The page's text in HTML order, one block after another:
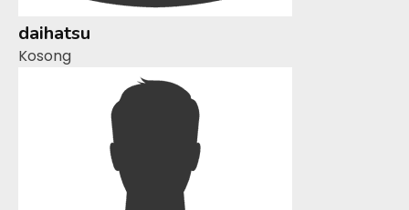
daihatsu
Kosong